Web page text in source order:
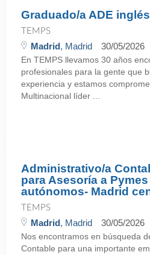
Graduado/a ADE
TEMPS
Madrid, Madrid 30/05/2026
En TEMPS llevamos 30 años
profesionales para la gente que
experiencia y estamos
Multinacional líder ...
Administrativo/a
para Asesoría a
autónomos- Madrid
TEMPS
Madrid, Madrid 30/05/2026
Nos encontramos en búsqueda
Contable para una importante